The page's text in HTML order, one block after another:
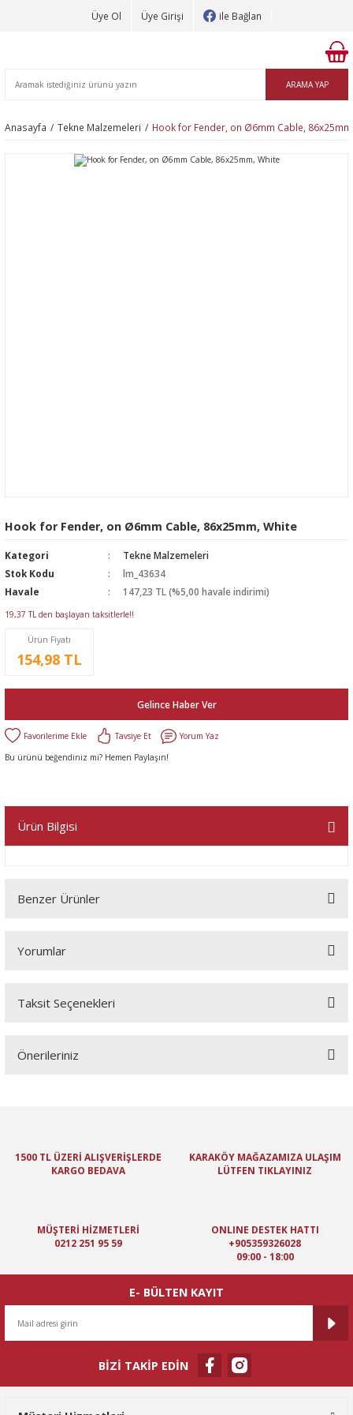
Üye Ol Üye Girişi ile Bağlan
ARAMA YAP
Anasayfa Tekne Malzemeleri Hook for Fender, on Ø6mm Cable,
Hook for Fender, on Ø6mm Cable, 86x25mm, White
Kategori
Tekne Malzemeleri
Stok Kodu
lm_43634
Havale
147,23 TL (%5,00 havale indirimi)
19,37 TL den başlayan taksitlerle!!
Ürün Fiyatı
154,98 TL
Gelince Haber Ver
Tavsiye Et
Yorum Yaz
Bu ürünü beğendiniz mi? Hemen Paylaşın!
Ürün Bilgisi
Benzer Ürünler
Yorumlar
Taksit Seçenekleri
Önerileriniz
Ürün resmi kalitesiz, bozuk veya görüntülenemiyor.
Ürün bilgilerinde hatalar bulunuyor.
Ürün fiyatı diğer sitelerden daha pahalı.
Gönder
1500 TL ÜZERİ ALIŞVERİŞLERDE
KARGO BEDAVA
KARAKÖY MAĞAZAMIZA ULAŞIM
LÜTFEN TIKLAYINIZ
MÜŞTERİ HİZMETLERİ
0212 251 95 59
ONLINE DESTEK HATTI
+905359326028
09:00 - 18:00
E- BÜLTEN KAYIT
BİZİ TAKİP EDİN